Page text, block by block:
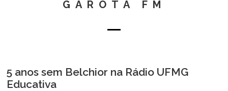
GAROTA FM
5 anos sem Belchior na Rádio UFMG
Educativa